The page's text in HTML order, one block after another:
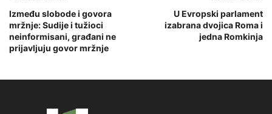
Između slobode i govora
mržnje: Sudije i tužioci
neinformisani, građani ne
prijavljuju govor mržnje
U Evropski parlament
izabrana dvojica Roma i
jedna Romkinja